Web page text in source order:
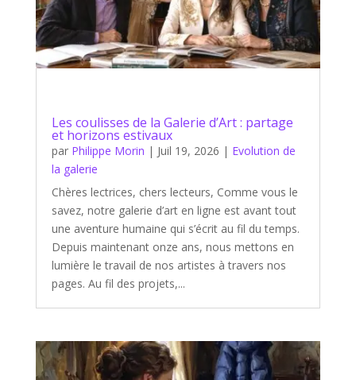
Les coulisses de la Galerie d’Art : partage
et horizons estivaux
par Philippe Morin | Juil 19, 2026 | Evolution de
la galerie
Chères lectrices, chers lecteurs, Comme vous le
savez, notre galerie d’art en ligne est avant tout
une aventure humaine qui s’écrit au fil du temps.
Depuis maintenant onze ans, nous mettons en
lumière le travail de nos artistes à travers nos
pages. Au fil des projets,...